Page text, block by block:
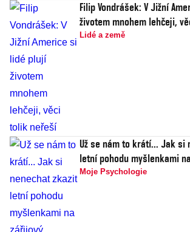
Filip Vondrášek: V Jižní
životem mnohem lehčeji,
Lidé a země
Už se nám to krátí... Jak si
letní pohodu myšlenkami
Moje Psychologie